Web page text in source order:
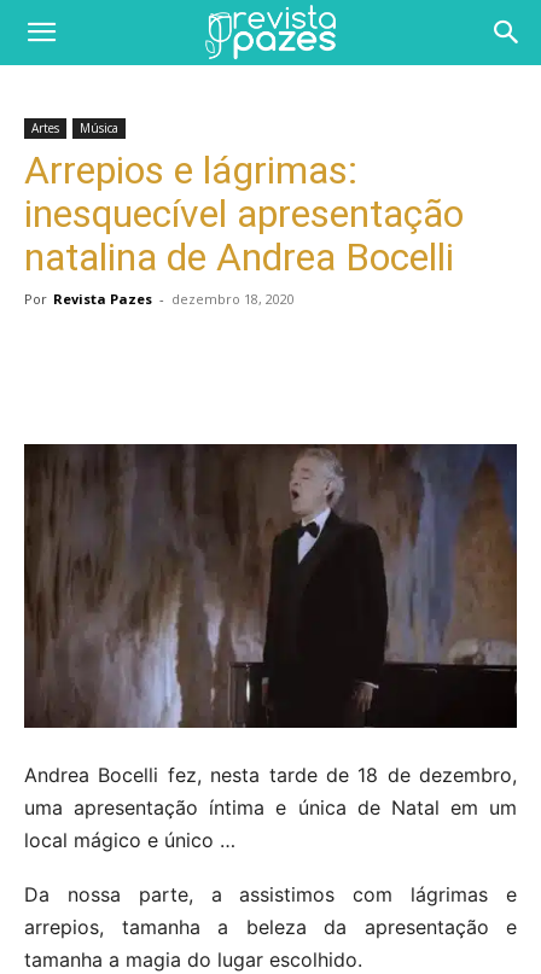
Artes Música
Arrepios e lágrimas:
inesquecível apresentação
natalina de Andrea Bocelli
Por Revista Pazes - dezembro 18, 2020
Andrea Bocelli fez, nesta tarde de 18 de dezembro,
uma apresentação íntima e única de Natal em um
local mágico e único …
Da nossa parte, a assistimos com lágrimas e
arrepios, tamanha a beleza da apresentação e
tamanha a magia do lugar escolhido.